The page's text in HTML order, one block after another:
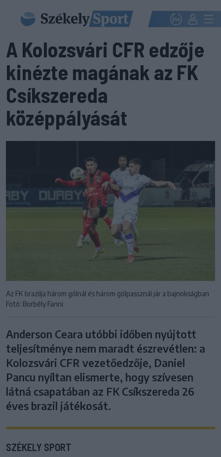
A Kolozsvári CFR edzője
kinézte magának az FK
Csíkszereda
középpályását
Az FK brazilja három gólnál és három gólpassznál jár a bajnokságban
Fotó: Borbély Fanni
Anderson Ceara utóbbi időben nyújtott
teljesítménye nem maradt észrevétlen: a
Kolozsvári CFR vezetőedzője, Daniel
Pancu nyíltan elismerte, hogy szívesen
látná csapatában az FK Csíkszereda 26
éves brazil játékosát.
SZÉKELY SPORT